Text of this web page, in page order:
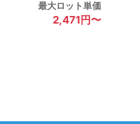
最大ロット単価
2,471円〜